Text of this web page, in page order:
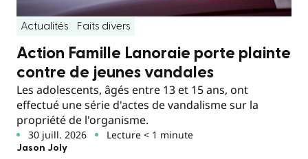
Actualités Faits divers
Action Famille Lanoraie porte plainte
contre de jeunes vandales
Les adolescents, âgés entre 13 et 15 ans, ont
effectué une série d'actes de vandalisme sur la
propriété de l'organisme.
30 juill. 2026 Lecture < 1 minute
Jason Joly